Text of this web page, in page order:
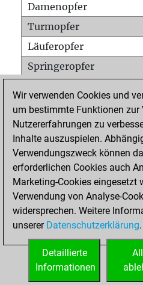
Damenopfer
Turmopfer
Läuferopfer
Springeropfer
Matt auf vollem Brett
Bauer setzt Matt
Erstickte Matts
Unterverwandlungen
Türme auf der siebten
STARTSEITE
Wir verwenden Cookies und
um bestimmte Funktionen zur
Nutzererfahrungen zu
Inhalte auszuspielen.
Verwendungszweck können
erforderlichen Cookies auch
Marketing-Cookies eingesetzt
Verwendung von Analyse-
widersprechen. Weitere
unserer Datenschutzerklärung.
Detaillierte
Informationen